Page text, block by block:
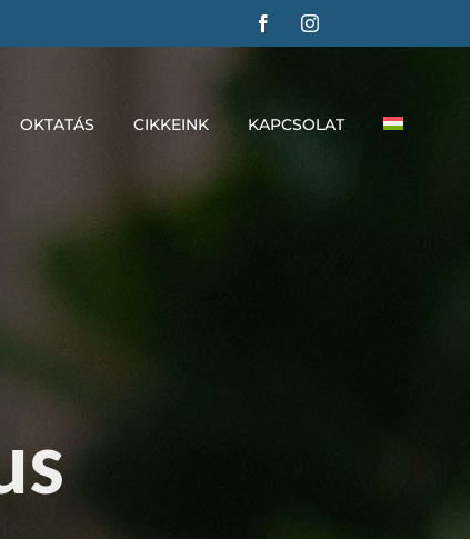
OKTATÁS CIKKEINK KAPCSOLAT